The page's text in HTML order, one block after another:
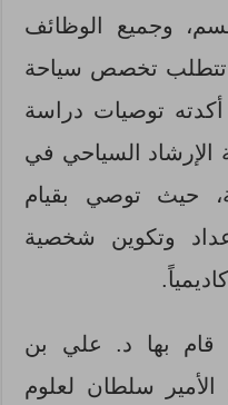
وجميع الوظائف
تتطلب تخصص سياحة
توصيات دراسة
مهنة الإرشاد السياحي في
حيث توصي بقيام
وتكوين شخصية
قام بها د. علي بن
سلطان لعلوم